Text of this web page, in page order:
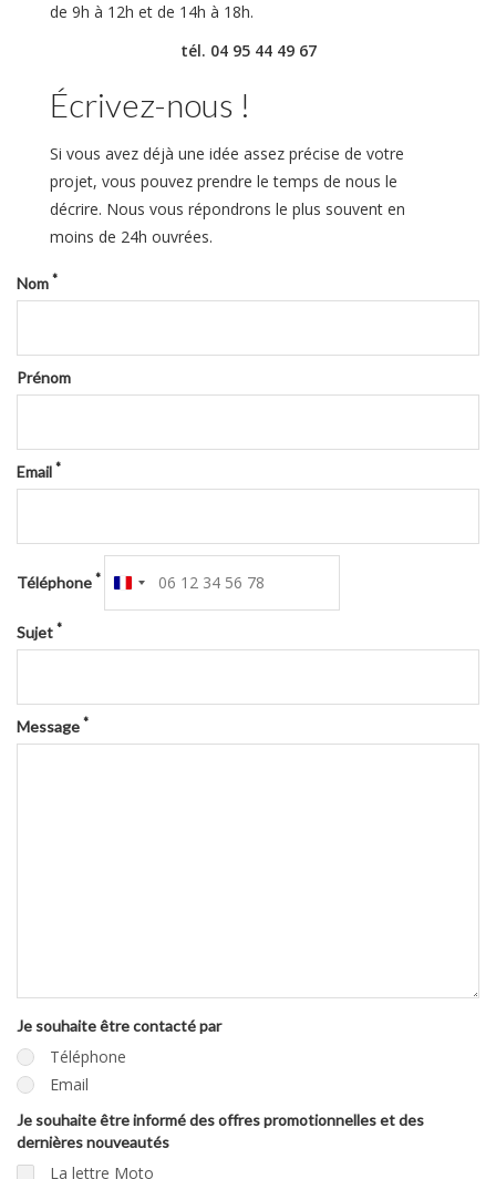
de 9h à 12h et de 14h à 18h.
tél. 04 95 44 49 67
Écrivez-nous !
Si vous avez déjà une idée assez précise de votre
projet, vous pouvez prendre le temps de nous le
décrire. Nous vous répondrons le plus souvent en
moins de 24h ouvrées.
Nom *
Prénom
Email *
Téléphone *
France
+33
Sujet *
Message *
Je souhaite être contacté par
Téléphone
Email
Je souhaite être informé des offres promotionnelles et des
dernières nouveautés
La lettre Moto